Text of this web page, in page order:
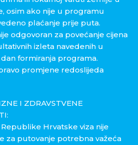
osim ako nije u programu
plaćanje prije puta.
odgovoran za povećanje cijena
izleta navedenih u
formiranja programa.
promjene redoslijeda
I ZDRAVSTVENE
Hrvatske viza nije
za putovanje potrebna važeća